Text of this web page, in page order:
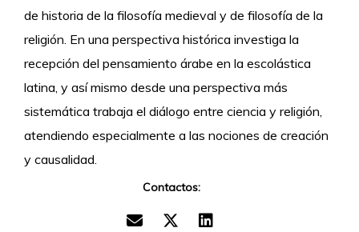
de historia de la filosofía medieval y de filosofía de la
religión. En una perspectiva histórica investiga la
recepción del pensamiento árabe en la escolástica
latina, y así mismo desde una perspectiva más
sistemática trabaja el diálogo entre ciencia y religión,
atendiendo especialmente a las nociones de creación
y causalidad.
Contactos: